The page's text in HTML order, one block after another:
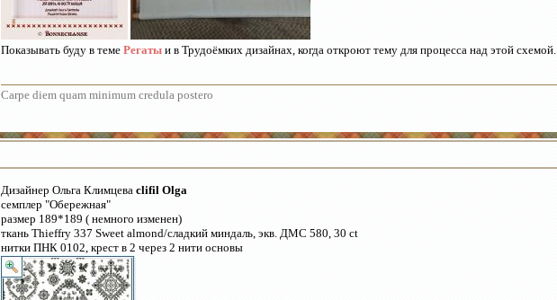
Показывать буду в теме Регаты и в Трудоёмких дизайнах, когда откроют тему для процесса над этой схемой.
Carpe diem quam minimum credula postero
Дизайнер Ольга Климцева clifil Olga
семплер "Обережная"
размер 189*189 ( немного изменен)
ткань Thieffry 337 Sweet almond/сладкий миндаль, экв. ДМС 580, 30 ct
нитки ПНК 0102, крест в 2 через 2 нити основы